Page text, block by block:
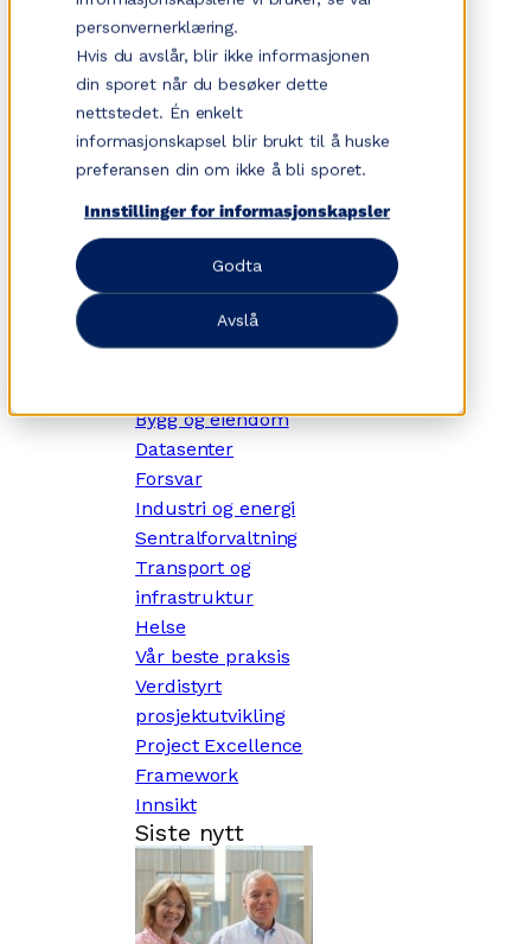
personvernerklæring.
Hvis du avslår, blir ikke informasjonen
din sporet når du besøker dette
nettstedet. Én enkelt
informasjonskapsel blir brukt til å huske
preferansen din om ikke å bli sporet.
Innstillinger for informasjonskapsler
Godta
Avslå
✕
Dette gjør vi
Tjenesteområder
Strategi- og
forretningsutvikling
Fysiske prosjekter
Kompetanseutvikling
Bygg og eiendom
Datasenter
Forsvar
Industri og energi
Sentralforvaltning
Transport og
infrastruktur
Helse
Vår beste praksis
Verdistyrt
prosjektutvikling
Project Excellence
Framework
Innsikt
Siste nytt